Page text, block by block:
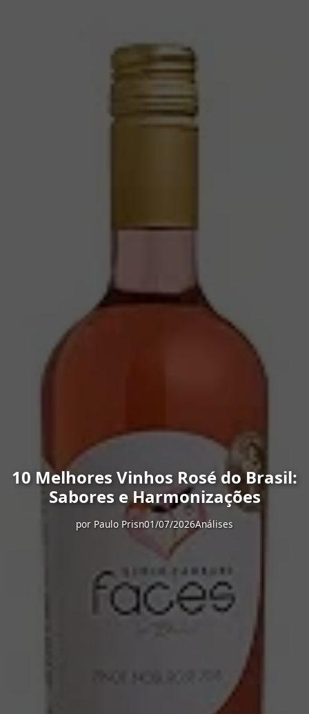
10 Melhores Vinhos Rosé do Brasil:
Sabores e Harmonizações
por Paulo Prisn01/07/2026Análises